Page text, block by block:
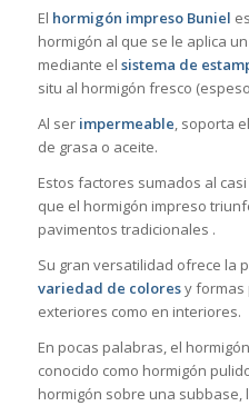
El hormigón impreso Buniel
hormigón al que se le aplica
mediante el sistema de
situ al hormigón fresco
Al ser impermeable, soporta
de grasa o aceite.
Estos factores sumados al
que el hormigón impreso
pavimentos tradicionales .
Su gran versatilidad ofrece la
variedad de coloresy formas
exteriores como en interiores.
En pocas palabras, el
conocido como hormigón
hormigón sobre una subbase,